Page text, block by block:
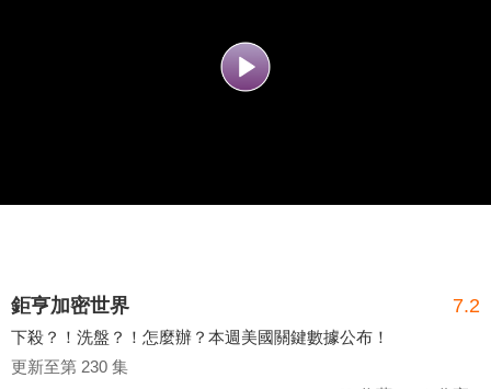
鉅亨加密世界 7.2
下殺？！洗盤？！怎麼辦？本週美國關鍵數據公布！
更新至第 230 集